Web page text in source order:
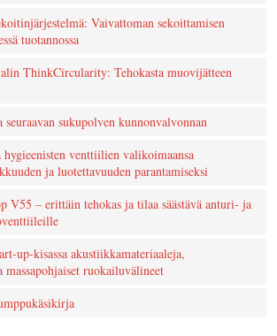
Vaivattoman sekoittamisen
tuotannossa
ThinkCircularity: Tehokasta muovijätteen
sukupolven kunnonvalvonnan
venttiilien valikoimaansa
ja luotettavuuden parantamiseksi
V55 – erittäin tehokas ja tilaa säästävä anturi- ja
up-kisassa akustiikkamateriaaleja,
ruokailuvälineet